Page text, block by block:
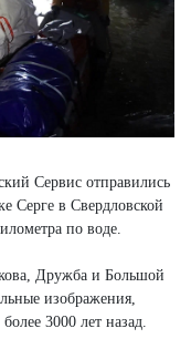
Сервис отправились
Серге в Свердловской
по воде.
Дружба и Большой
изображения,
3000 лет назад.